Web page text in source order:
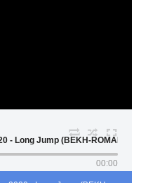
2020 - Long Jump (BEKH-
00:00